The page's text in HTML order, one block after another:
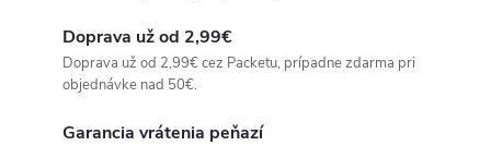
Doprava už od 2,99€
Doprava už od 2,99€ cez Packetu, prípadne zdarma pri
objednávke nad 50€.
Garancia vrátenia peňazí